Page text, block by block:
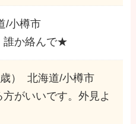
/小樽市
誰か絡んで★
）
北海道/小樽市
がいいです。外見よ